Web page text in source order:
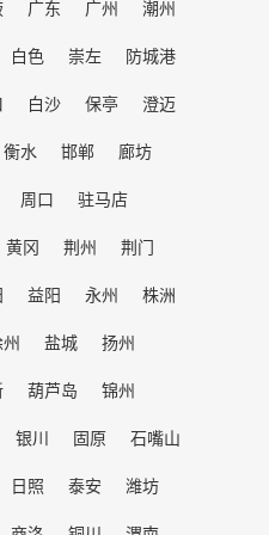
广东 广州
潮州
白色 崇左
防城港
白沙 保亭
澄迈
衡水 邯郸
廊坊
周口
驻马店
黄冈 荆州
荆门
益阳 永州
株洲
盐城
扬州
葫芦岛
锦州
银川 固原
石嘴山
日照 泰安
潍坊